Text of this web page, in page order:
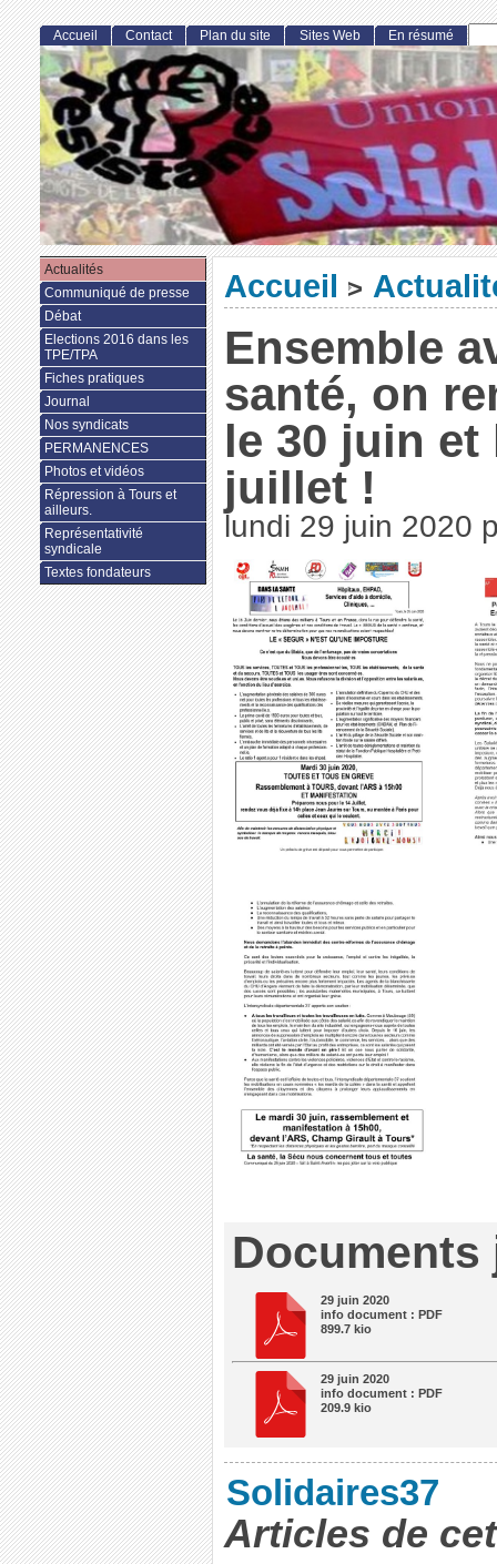
Accueil >
Ensemble
santé, on
le 30 juin et
juillet !
lundi 29 juin 2020
Documents
29 juin 2020
info document : PDF
899.7 kio
29 juin 2020
info document : PDF
209.9 kio
Solidaires37
Articles de
Accueil Contact Plan du site Sites Web En résumé
Actualités
Communiqué de presse
Débat
Elections 2016 dans les
TPE/TPA
Fiches pratiques
Journal
Nos syndicats
PERMANENCES
Photos et vidéos
Répression à Tours et
ailleurs.
Représentativité
syndicale
Textes fondateurs